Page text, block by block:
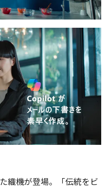
織機が登場。「伝統をビ